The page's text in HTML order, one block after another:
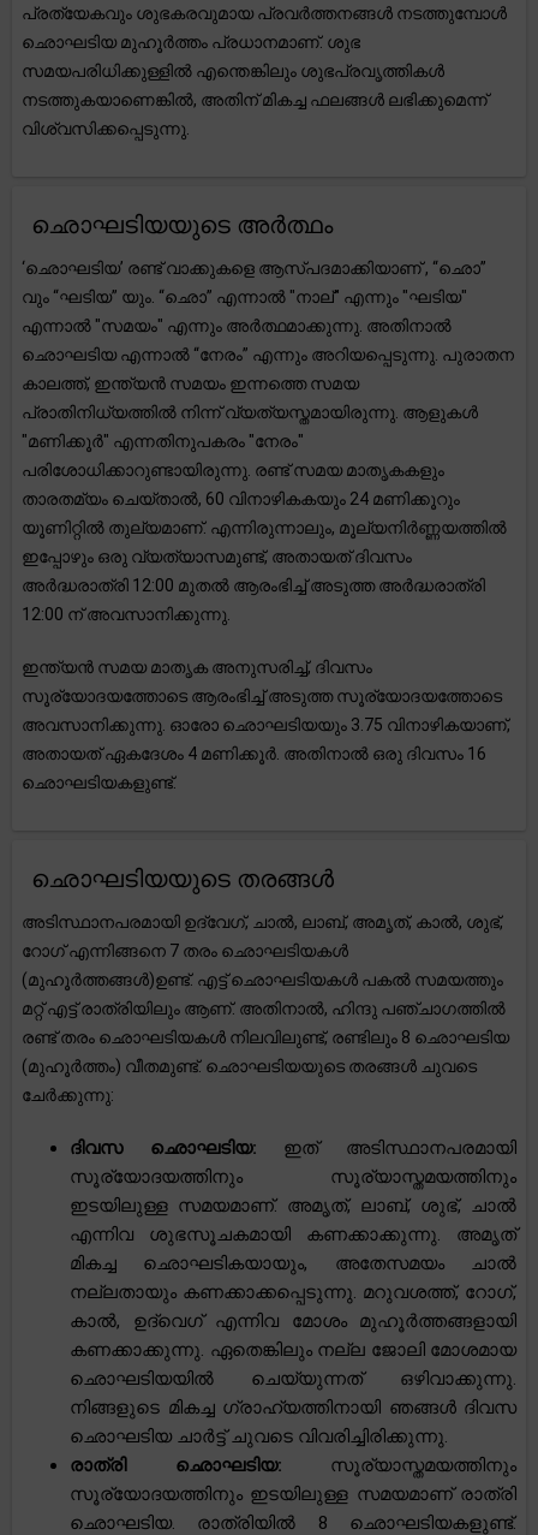
പ്രത്യേകവും ശുഭകരവുമായ പ്രവർത്തനങ്ങൾ നടത്തുമ്പോൾ
ഛൊഘടിയ മുഹൂർത്തം പ്രധാനമാണ്. ശുഭ
സമയപരിധിക്കുള്ളിൽ എന്തെങ്കിലും ശുഭപ്രവൃത്തികൾ
നടത്തുകയാണെങ്കിൽ, അതിന് മികച്ച ഫലങ്ങൾ ലഭിക്കുമെന്ന്
വിശ്വസിക്കപ്പെടുന്നു.
ഛൊഘടിയയുടെ അർത്ഥം
‘ഛൊഘടിയ’ രണ്ട് വാക്കുകളെ ആസ്പദമാക്കിയാണ് , “ഛൊ”
വും “ഘടിയ” യും. “ഛൊ” എന്നാൽ "നാല്" എന്നും "ഘടിയ"
എന്നാൽ "സമയം" എന്നും അർത്ഥമാക്കുന്നു. അതിനാൽ
ഛൊഘടിയ എന്നാൽ “നേരം” എന്നും അറിയപ്പെടുന്നു. പുരാതന
കാലത്ത്, ഇന്ത്യൻ സമയം ഇന്നത്തെ സമയ
പ്രാതിനിധ്യത്തിൽ നിന്ന് വ്യത്യസ്തമായിരുന്നു. ആളുകൾ
"മണിക്കൂർ" എന്നതിനുപകരം "നേരം"
പരിശോധിക്കാറുണ്ടായിരുന്നു. രണ്ട് സമയ മാതൃകകളും
താരതമ്യം ചെയ്താൽ, 60 വിനാഴികകയും 24 മണിക്കൂറും
യൂണിറ്റിൽ തുല്യമാണ്. എന്നിരുന്നാലും, മൂല്യനിർണ്ണയത്തിൽ
ഇപ്പോഴും ഒരു വ്യത്യാസമുണ്ട്, അതായത് ദിവസം
അർദ്ധരാത്രി 12:00 മുതൽ ആരംഭിച്ച് അടുത്ത അർദ്ധരാത്രി
12:00 ന് അവസാനിക്കുന്നു.
ഇന്ത്യൻ സമയ മാതൃക അനുസരിച്ച്, ദിവസം
സൂര്യോദയത്തോടെ ആരംഭിച്ച് അടുത്ത സൂര്യോദയത്തോടെ
അവസാനിക്കുന്നു. ഓരോ ഛൊഘടിയയും 3.75 വിനാഴികയാണ്,
അതായത് ഏകദേശം 4 മണിക്കൂർ. അതിനാൽ ഒരു ദിവസം 16
ഛൊഘടിയകളുണ്ട്.
ഛൊഘടിയയുടെ തരങ്ങൾ
അടിസ്ഥാനപരമായി ഉദ്വേഗ്, ചാൽ, ലാബ്, അമൃത്, കാൽ, ശുഭ്,
റോഗ് എന്നിങ്ങനെ 7 തരം ഛൊഘടിയകൾ
(മുഹൂർത്തങ്ങൾ)ഉണ്ട്. എട്ട് ഛൊഘടിയകൾ പകൽ സമയത്തും
മറ്റ് എട്ട് രാത്രിയിലും ആണ്. അതിനാൽ, ഹിന്ദു പഞ്ചാഗത്തിൽ
രണ്ട് തരം ഛൊഘടിയകൾ നിലവിലുണ്ട്, രണ്ടിലും 8 ഛൊഘടിയ
(മുഹൂർത്തം) വീതമുണ്ട്. ഛൊഘടിയയുടെ തരങ്ങൾ ചുവടെ
ചേർക്കുന്നു:
ദിവസ ഛൊഘടിയ: ഇത് അടിസ്ഥാനപരമായി
സൂര്യോദയത്തിനും സൂര്യാസ്തമയത്തിനും
ഇടയിലുള്ള സമയമാണ്. അമൃത്, ലാബ്, ശുഭ്, ചാൽ
എന്നിവ ശുഭസൂചകമായി കണക്കാക്കുന്നു. അമൃത്
മികച്ച ഛൊഘടികയായും, അതേസമയം ചാൽ
നല്ലതായും കണക്കാക്കപ്പെടുന്നു. മറുവശത്ത്, റോഗ്,
കാൽ, ഉദ്‌വെഗ് എന്നിവ മോശം മുഹൂർത്തങ്ങളായി
കണക്കാക്കുന്നു. ഏതെങ്കിലും നല്ല ജോലി മോശമായ
ഛൊഘടിയയിൽ ചെയ്യുന്നത് ഒഴിവാക്കുന്നു.
നിങ്ങളുടെ മികച്ച ഗ്രാഹ്യത്തിനായി ഞങ്ങൾ ദിവസ
ഛൊഘടിയ ചാർട്ട് ചുവടെ വിവരിച്ചിരിക്കുന്നു.
രാത്രി ഛൊഘടിയ: സൂര്യാസ്തമയത്തിനും
സൂര്യോദയത്തിനും ഇടയിലുള്ള സമയമാണ് രാത്രി
ഛൊഘടിയ. രാത്രിയിൽ 8 ഛൊഘടിയകളുണ്ട്.